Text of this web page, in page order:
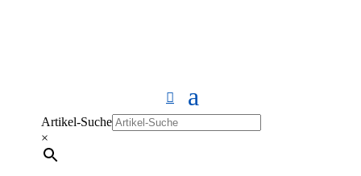
Artikel-Suche
×